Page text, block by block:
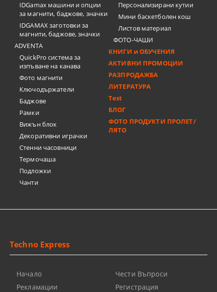
IDGamax машини и опции
за магнити, баджове, значки
IDGAMAX заготовки за
магнити, баджове, значки
ADVENTA
QuickPro система за
изпъване на канава
Фото магнити
Ключодържатели
Баджове
Рамки
Вижън блок
Декоративни играчки
Стенни часовници
Термочашa
Подложки
Чанти
Персонализирани кутии
Мини баскетболен кош
Листов материал
ФОТО-ЧАШИ
КНИГИ и ОБУЧЕНИЯ
АКТИВНИ ПРОМОЦИИ
РАЗПРОДАЖБА
ЛИТЕРАТУРА
Test
БЛОГ
ФОТО ПРОДУКТИ ПРОЛЕТ/
ЛЯТО
Techno Express
Начало
Рекламации
Чести Въпроси
Регистрация